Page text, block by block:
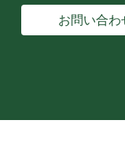
お問い合わ